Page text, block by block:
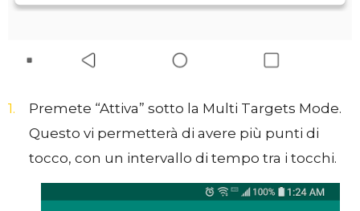
Premete “Attiva” sotto la Multi Targets Mode.
Questo vi permetterà di avere più punti di
tocco, con un intervallo di tempo tra i tocchi.